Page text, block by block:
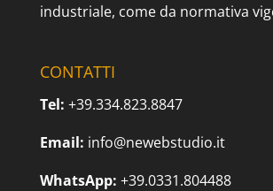
industriale, come da normativa
CONTATTI
Tel: +39.334.823.8847
Email: info@newebstudio.it
WhatsApp: +39.0331.804488